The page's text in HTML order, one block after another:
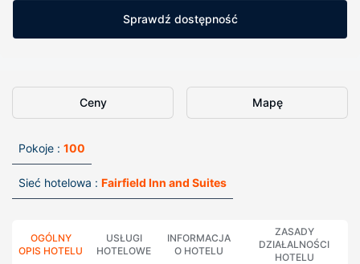
Sprawdź dostępność
Ceny Mapę
Pokoje : 100
Sieć hotelowa : Fairfield Inn and Suites
OGÓLNY
OPIS HOTELU
USŁUGI
HOTELOWE
INFORMACJA
O HOTELU
ZASADY
DZIAŁALNOŚCI
HOTELU